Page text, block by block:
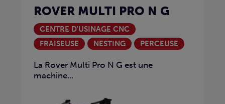
ROVER MULTI PRO N G
CENTRE D'USINAGE CNC
FRAISEUSE
NESTING PERCEUSE
La Rover Multi Pro N G est une
machine...